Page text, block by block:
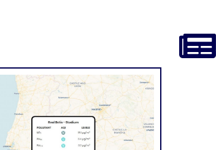
de Proyectos de
Investigación